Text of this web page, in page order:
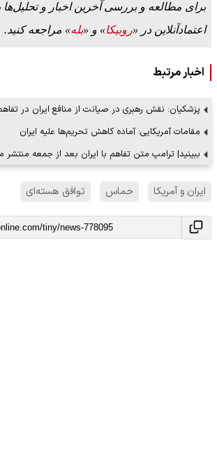
برای مطالعه و بررسی آخرین اخبار و تحلیل‌ها
اعتمادآنلاین در «روبیکا» و «بله» مراجعه کنید.
اخبار مرتبط
پزشکیان: نقش رهبری در صیانت از منافع ایران در
مقامات آمریکایی: آماده کاهش تحریم‌ها علیه ایران
ببینید| ترامپ متن تفاهم با ایران بعد از جمعه
ایران و آمریکا حماس توافق هسته‌اي